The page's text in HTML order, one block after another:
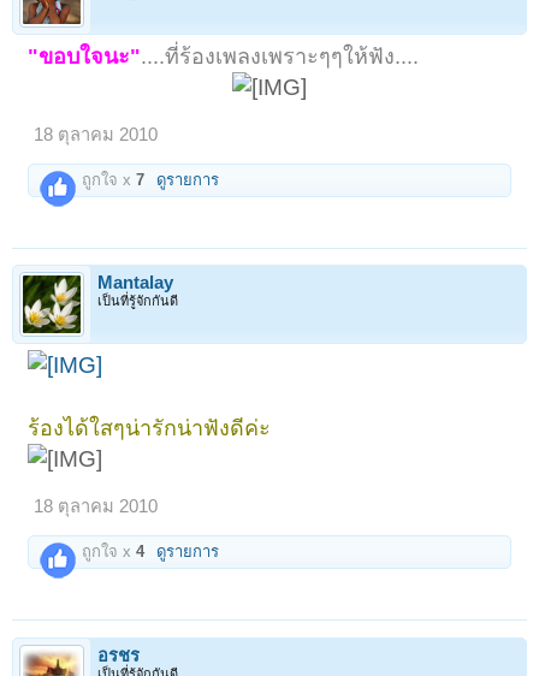
"ขอบใจนะ"....ที่ร้องเพลงเพราะๆๆให้ฟัง....
18 ตุลาคม 2010
ถูกใจ x7 ดูรายการ
Mantalay
เป็นที่รู้จักกันดี
ร้องได้ใสๆน่ารักน่าฟังดีค่ะ
18 ตุลาคม 2010
ถูกใจ x4 ดูรายการ
อรชร
เป็นที่รู้จักกันดี